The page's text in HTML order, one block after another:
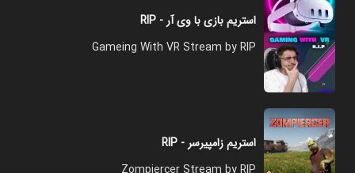
استریم بازی با وی آر - RIP
Gameing With VR Stream by RIP
استریم زامپیرسر - RIP